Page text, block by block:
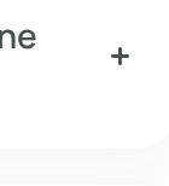
add